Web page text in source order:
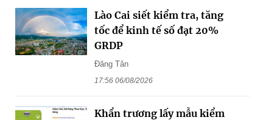
Lào Cai siết kiểm tra, tăng
tốc để kinh tế số đạt 20%
GRDP
Đăng Tân
17:56 06/08/2026
Khẩn trương lấy mẫu kiểm